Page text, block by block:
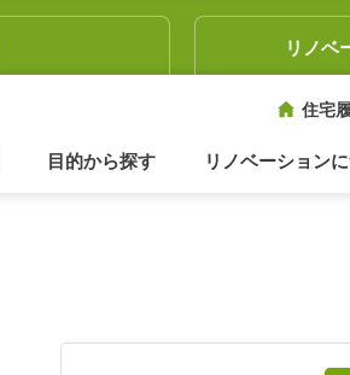
リノベ
住宅
目的から探す リノベーション